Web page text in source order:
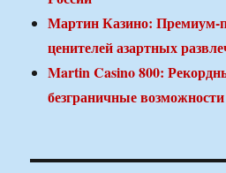
Мартин Казино: Премиум-
ценителей азартных
Martin Casino 800:
безграничные